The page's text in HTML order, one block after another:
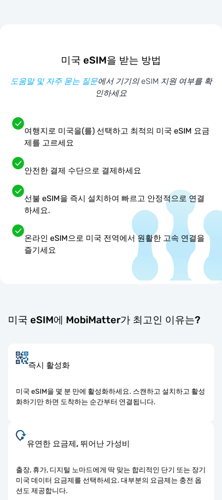
미국 eSIM을 받는 방법
도움말 및 자주 묻는 질문에서 기기의 eSIM 지원 여부를 확
인하세요
여행지로 미국을(를) 선택하고 최적의 미국 eSIM 요금
제를 고르세요
안전한 결제 수단으로 결제하세요
선불 eSIM을 즉시 설치하여 빠르고 안정적으로 연결
하세요.
온라인 eSIM으로 미국 전역에서 원활한 고속 연결을
즐기세요
미국 eSIM에 MobiMatter가 최고인 이유는?
즉시 활성화
미국 eSIM을 몇 분 만에 활성화하세요. 스캔하고 설치하고 활성
화하기만 하면 도착하는 순간부터 연결됩니다.
유연한 요금제, 뛰어난 가성비
출장, 휴가, 디지털 노마드에게 딱 맞는 합리적인 단기 또는 장기
미국 데이터 요금제를 선택하세요. 대부분의 요금제는 충전 옵
션도 제공합니다.